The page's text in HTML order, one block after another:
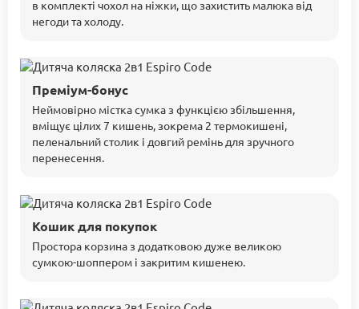
в комплекті чохол на ніжки, що захистить малюка від
негоди та холоду.
Преміум-бонус
Неймовірно містка сумка з функцією збільшення,
вміщує цілих 7 кишень, зокрема 2 термокишені,
пеленальний столик і довгий ремінь для зручного
перенесення.
Кошик для покупок
Простора корзина з додатковою дуже великою
сумкою-шоппером і закритим кишенею.